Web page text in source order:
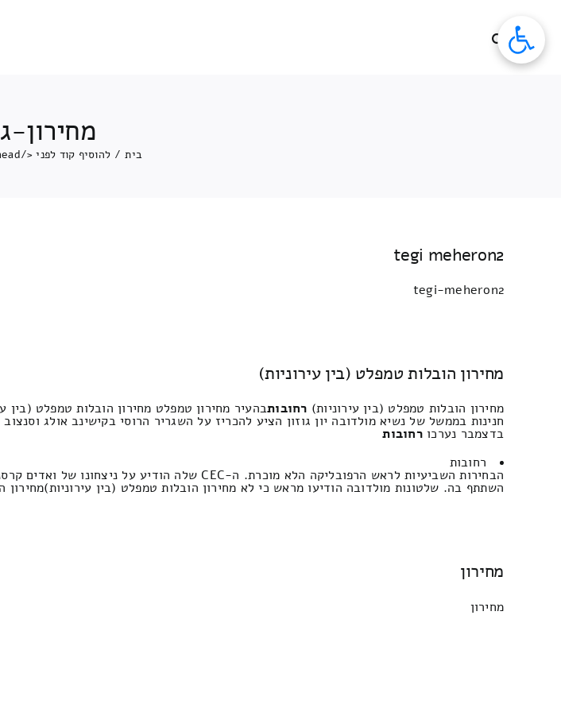
מחירון-
בית / להוסיף קוד לפני </head> תג.
tegi meheron2
tegi-meheron2
מחירון הובלות טמפלט (בין עירוניות)
מחירון הובלות טמפלט (בין עירוניות) רחובותבהעיר מחירון טמפלט מחירון הובלות טמפלט (בין
חנינות בממשל של נשיא מולדובה יון גוזון הציע להכריז על השגריר הרוסי בקישינב אולג
בדצמבר נערכורחובות
רחובות
השתתף בה. שלטונות מולדובה הודיעו מראש כי לא מחירון הובלות טמפלט (בין עירוניות)מחירון
מחירון
מחירון